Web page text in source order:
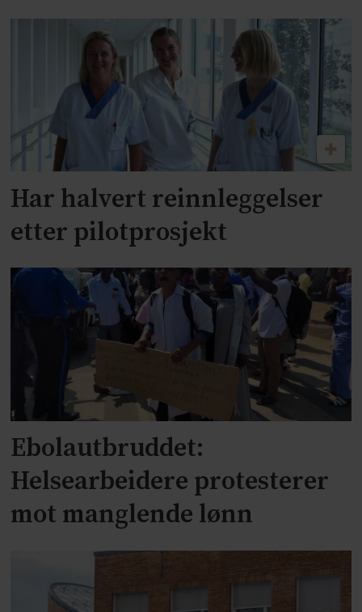
Har halvert reinnleggelser
etter pilotprosjekt
Ebolautbruddet:
Helsearbeidere protesterer
mot manglende lønn